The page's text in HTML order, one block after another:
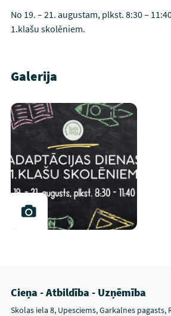
No 19. – 21. augustam, plkst. 8:30 –
1.klašu skolēniem.
Galerija
Cieņa - Atbildība - Uzņēmība
Skolas iela 8, Upesciems, Garkalnes pagasts,